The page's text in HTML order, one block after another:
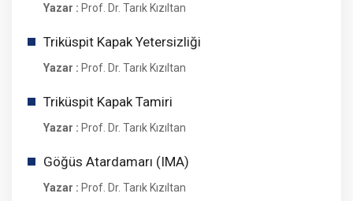
Yazar : Prof. Dr. Tarık Kızıltan
Triküspit Kapak Yetersizliği
Yazar : Prof. Dr. Tarık Kızıltan
Triküspit Kapak Tamiri
Yazar : Prof. Dr. Tarık Kızıltan
Göğüs Atardamarı (IMA)
Yazar : Prof. Dr. Tarık Kızıltan